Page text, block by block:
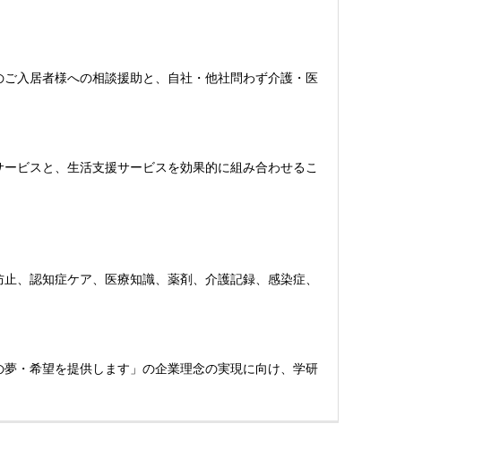
入居者様への相談援助と、自社・他社問わず介護・医
ビスと、生活支援サービスを効果的に組み合わせるこ
、認知症ケア、医療知識、薬剤、介護記録、感染症、
・希望を提供します」の企業理念の実現に向け、学研